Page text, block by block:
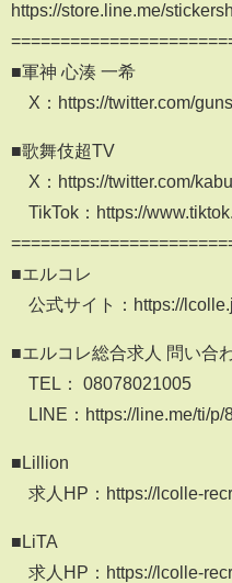
https://store.line.me/
■軍神 心湊 一希
X：https://twitter.com/
■歌舞伎超TV
X：https://twitter.com/
TikTok：https://
■エルコレ
公式サイト：https://
■エルコレ総合求人 問い合
TEL： 08078021005
LINE：https://line.me/ti/p/
■Lillion
求人HP：https://lcolle-
■LiTA
求人HP：https://lcolle-